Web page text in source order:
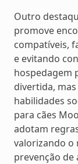
Outro
promove
compatíveis,
e evitando
hospedagem
divertida,
habilidades
para cães
adotam
valorizando o
prevenção de